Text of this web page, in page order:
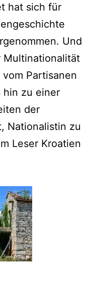
hat sich für
Und
Multinationalität
Partisanen
hin zu einer
der
Nationalistin zu
Leser Kroatien